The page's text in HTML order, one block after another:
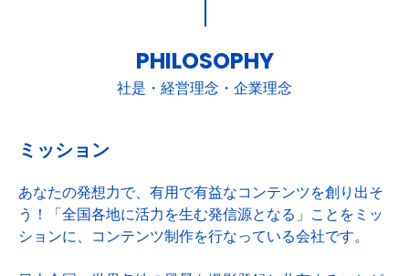
PHILOSOPHY
社是・経営理念・企業理念
ミッション
あなたの発想力で、有用で有益なコンテンツを創り出そ
う！「全国各地に活力を生む発信源となる」ことをミッ
ションに、コンテンツ制作を行なっている会社です。